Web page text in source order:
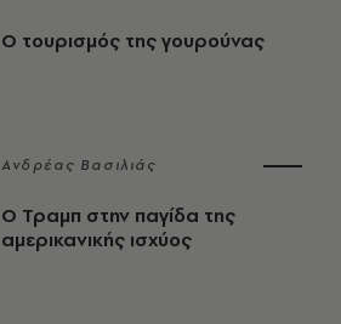
Ο τουρισμός της γουρούνας
Ανδρέας Βασιλιάς
Ο Τραμπ στην παγίδα της
αμερικανικής ισχύος